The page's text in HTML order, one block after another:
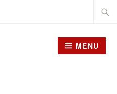
MENU